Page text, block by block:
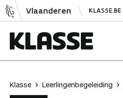
N
a
Vlaanderen KLASSE.BE
a
s
Klasse Leerlingenbegeleiding